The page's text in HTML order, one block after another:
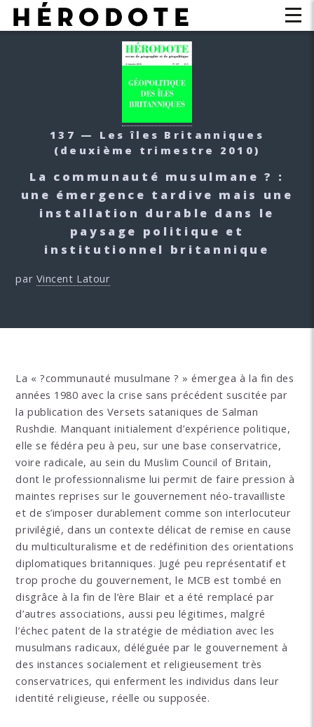
137 — Les îles Britanniques
(deuxième trimestre 2010)
La communauté musulmane ? :
une émergence tardive mais une
installation durable dans le
paysage politique et
institutionnel britannique
par Vincent Latour
La « ?communauté musulmane ? » émergea à la fin des
années 1980 avec la crise sans précédent suscitée par
la publication des Versets sataniques de Salman
Rushdie. Manquant initialement d’expérience politique,
elle se fédéra peu à peu, sur une base conservatrice,
voire radicale, au sein du Muslim Council of Britain,
dont le professionnalisme lui permit de faire pression à
maintes reprises sur le gouvernement néo-travailliste
et de s’imposer durablement comme son interlocuteur
privilégié, dans un contexte délicat de remise en cause
du multiculturalisme et de redéfinition des orientations
diplomatiques britanniques. Jugé peu représentatif et
trop proche du gouvernement, le MCB est tombé en
disgrâce à la fin de l’ère Blair et a été remplacé par
d’autres associations, aussi peu légitimes, malgré
l’échec patent de la stratégie de médiation avec les
musulmans radicaux, déléguée par le gouvernement à
des instances socialement et religieusement très
conservatrices, qui enferment les individus dans leur
identité religieuse, réelle ou supposée.